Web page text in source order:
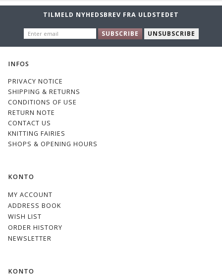
TILMELD NYHEDSBREV FRA ULDSTEDET
EMAIL
SUBSCRIBE UNSUBSCRIBE
INFOS
PRIVACY NOTICE
SHIPPING & RETURNS
CONDITIONS OF USE
RETURN NOTE
CONTACT US
KNITTING FAIRIES
SHOPS & OPENING HOURS
KONTO
MY ACCOUNT
ADDRESS BOOK
WISH LIST
ORDER HISTORY
NEWSLETTER
KONTO